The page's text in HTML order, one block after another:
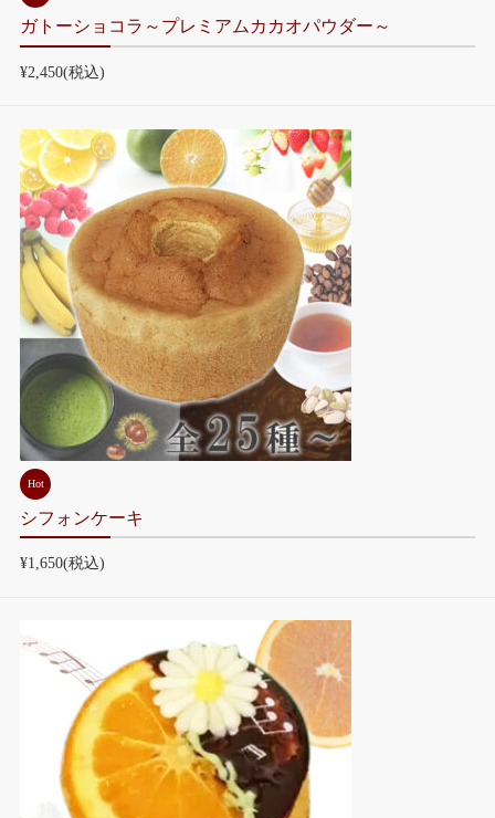
ガトーショコラ～プレミアムカカオパウダー～
¥2,450(税込)
Hot
シフォンケーキ
¥1,650(税込)